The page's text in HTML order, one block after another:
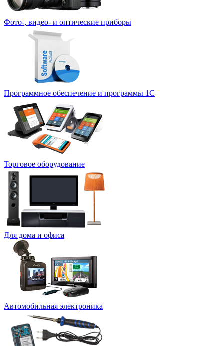
Фото-, видео- и оптические приборы
Программное обеспечение и программы 1С
Торговое оборудование
Для дома и офиса
Автомобильная электроника